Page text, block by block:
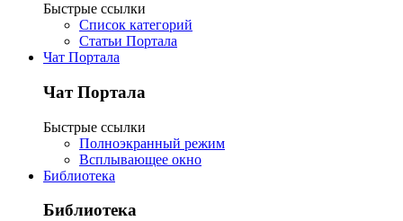
Быстрые ссылки
Список категорий
Статьи Портала
Чат Портала
Чат Портала
Быстрые ссылки
Полноэкранный режим
Всплывающее окно
Библиотека
Библиотека